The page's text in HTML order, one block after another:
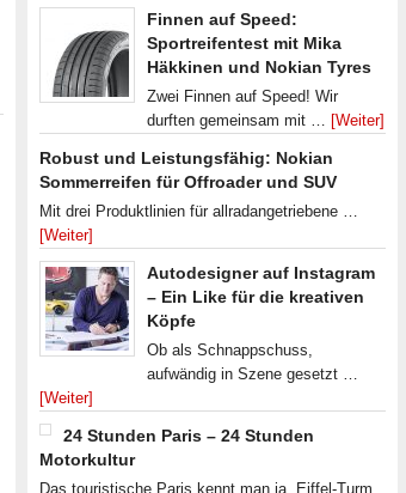
Finnen auf Speed:
Sportreifentest mit Mika
Häkkinen und Nokian Tyres
Zwei Finnen auf Speed! Wir
durften gemeinsam mit … [Weiter]
Robust und Leistungsfähig: Nokian
Sommerreifen für Offroader und SUV
Mit drei Produktlinien für allradangetriebene …
[Weiter]
Autodesigner auf Instagram
– Ein Like für die kreativen
Köpfe
Ob als Schnappschuss,
aufwändig in Szene gesetzt …
[Weiter]
24 Stunden Paris – 24 Stunden
Motorkultur
Das touristische Paris kennt man ja. Eiffel-Turm,